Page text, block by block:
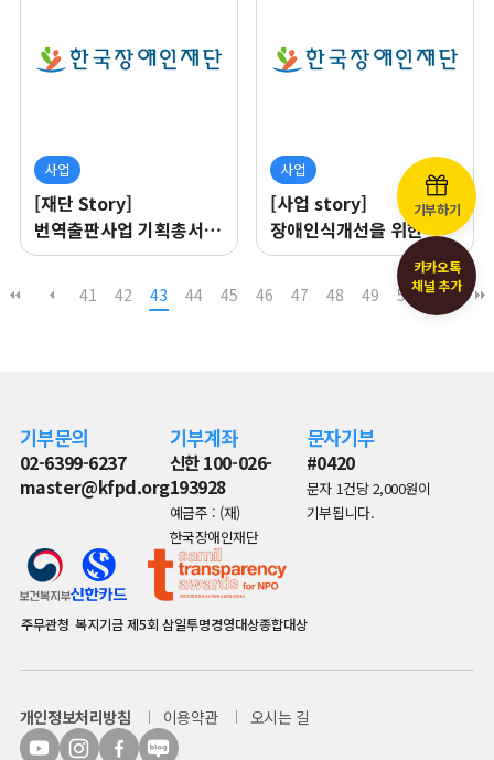
사업
[재단 Story]
번역출판사업 기획총서 2
"장애 문화 정체성"
사업
[사업 story]
장애인식개선을 위한
문화예술. 스포츠,
장애인색개선교육 교류전
이야기
41 42 43 44 45 46 47 48 49 50
기부하기
카카오톡
채널 추가
기부문의
02-6399-6237
master@kfpd.org
기부계좌
신한 100-026-
193928
예금주 : (재)
한국장애인재단
문자기부
#0420
문자 1건당 2,000원이
기부됩니다.
주무관청 복지기금제5회 삼일투명경영대상종합대상
개인정보처리방침 이용약관 오시는 길